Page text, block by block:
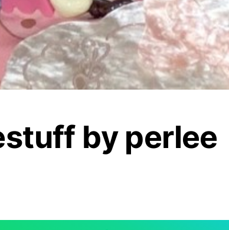
by perlee